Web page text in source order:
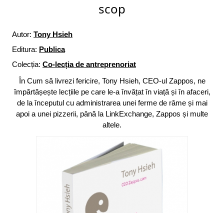
scop
Autor: Tony Hsieh
Editura: Publica
Colecția: Co-lecția de antreprenoriat
În Cum să livrezi fericire, Tony Hsieh, CEO-ul Zappos, ne
împărtășește lecțiile pe care le-a învățat în viață și în afaceri,
de la începutul cu administrarea unei ferme de râme și mai
apoi a unei pizzerii, până la LinkExchange, Zappos și multe
altele.